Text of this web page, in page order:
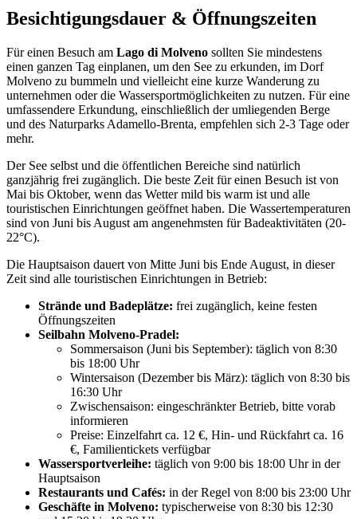
Besichtigungsdauer & Öffnungszeiten
Für einen Besuch am Lago di Molveno sollten Sie mindestens
einen ganzen Tag einplanen, um den See zu erkunden, im Dorf
Molveno zu bummeln und vielleicht eine kurze Wanderung zu
unternehmen oder die Wassersportmöglichkeiten zu nutzen. Für eine
umfassendere Erkundung, einschließlich der umliegenden Berge
und des Naturparks Adamello-Brenta, empfehlen sich 2-3 Tage oder
mehr.
Der See selbst und die öffentlichen Bereiche sind natürlich
ganzjährig frei zugänglich. Die beste Zeit für einen Besuch ist von
Mai bis Oktober, wenn das Wetter mild bis warm ist und alle
touristischen Einrichtungen geöffnet haben. Die Wassertemperaturen
sind von Juni bis August am angenehmsten für Badeaktivitäten (20-
22°C).
Die Hauptsaison dauert von Mitte Juni bis Ende August, in dieser
Zeit sind alle touristischen Einrichtungen in Betrieb:
Strände und Badeplätze: frei zugänglich, keine festen
Öffnungszeiten
Seilbahn Molveno-Pradel:
Sommersaison (Juni bis September): täglich von 8:30
bis 18:00 Uhr
Wintersaison (Dezember bis März): täglich von 8:30 bis
16:30 Uhr
Zwischensaison: eingeschränkter Betrieb, bitte vorab
informieren
Preise: Einzelfahrt ca. 12 €, Hin- und Rückfahrt ca. 16
€, Familientickets verfügbar
Wassersportverleihe: täglich von 9:00 bis 18:00 Uhr in der
Hauptsaison
Restaurants und Cafés: in der Regel von 8:00 bis 23:00 Uhr
Geschäfte in Molveno: typischerweise von 8:30 bis 12:30